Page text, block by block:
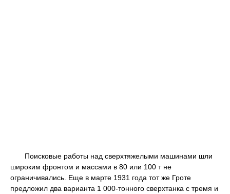
Поисковые работы над сверхтяжелыми машинами шли
широким фронтом и массами в 80 или 100 т не
ограничивались. Еще в марте 1931 года тот же Гроте
предложил два варианта 1 000-тонного сверхтанка с тремя и